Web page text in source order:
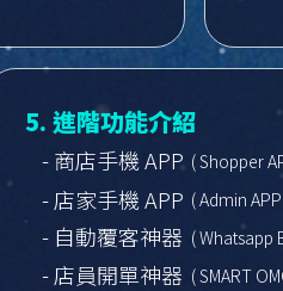
5. 進階功能介紹
- 商店手機 APP ( Shopper
- 店家手機 APP ( Admin
- 自動覆客神器 ( Whatsapp
- 店員開單神器 ( SMART